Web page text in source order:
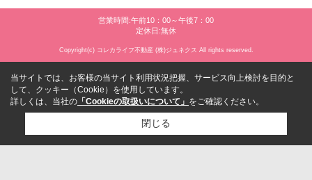
営業時間:午前10：00～午後7：00
定休日:無休
Copyright(c) コレカライフ不動産 (株)ジュネクス All rights reserved.
当サイトでは、お客様の当サイト利用状況把握、サービス向上検討を目的と
して、クッキー（Cookie）を使用しています。
詳しくは、当社の 「Cookieの取扱いについて」 をご確認ください。
閉じる